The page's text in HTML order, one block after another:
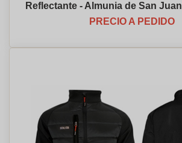
Reflectante - Almunia de San Juan
PRECIO A PEDIDO